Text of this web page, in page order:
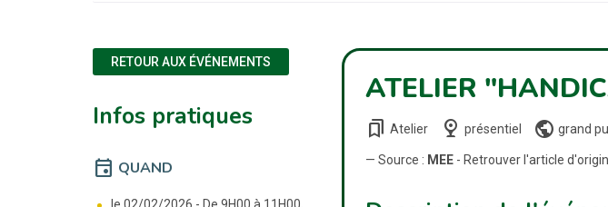
ATELIER
bookmarks Atelier nest_cam_indoor présentiel public grand
— Source : MEE- Retrouver l'article
RETOUR AUX ÉVÉNEMENTS
Infos pratiques
event QUAND